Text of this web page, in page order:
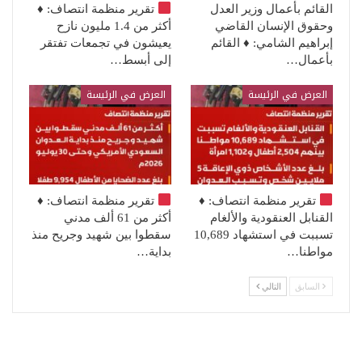
القائم بأعمال وزير العدل
وحقوق الإنسان القاضي
إبراهيم الشامي: ♦️ القائم
بأعمال…
تقرير منظمة انتصاف: ♦️
أكثر من 1.4 مليون نازح
يعيشون في تجمعات تفتقر
إلى أبسط…
العرض في الرئيسة
تقرير منظمة انتصاف: ♦️
القنابل العنقودية والألغام
تسببت في استشهاد 10,689
مواطنا…
العرض في الرئيسة
تقرير منظمة انتصاف: ♦️
أكثر من 61 ألف مدني
سقطوا بين شهيد وجريح منذ
بداية…
السابق التالي